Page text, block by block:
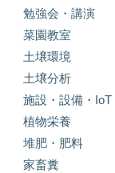
勉強会・講演
菜園教室
土壌環境
土壌分析
施設・設備・IoT
植物栄養
堆肥・肥料
家畜糞